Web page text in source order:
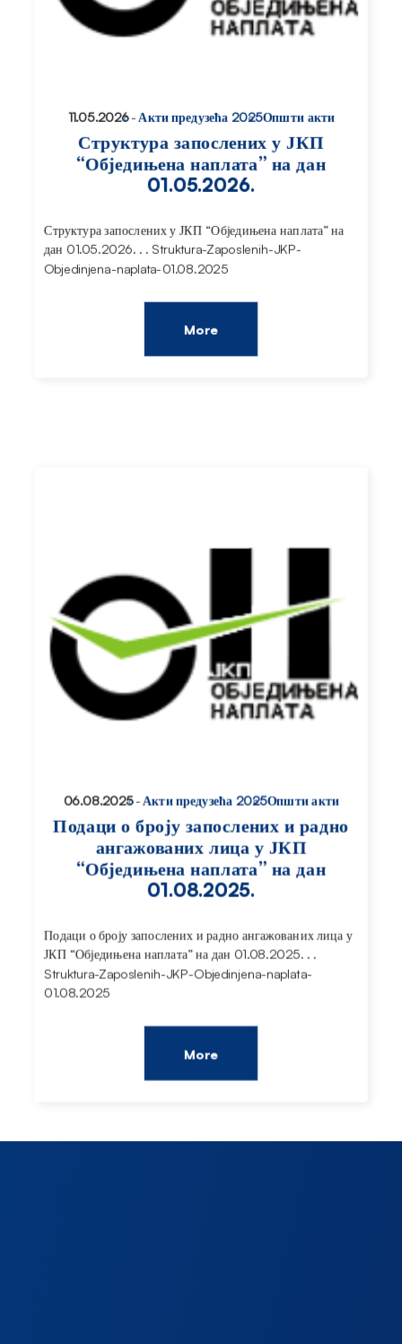
11.05.2026-Акти предузећа 2025Општи акти
Структура запослених у ЈКП
“Обједињена наплата” на дан
01.05.2026.
Структура запослених у ЈКП “Обједињена наплата” на
дан 01.05.2026. . . Struktura-Zaposlenih-JKP-
Objedinjena-naplata-01.08.2025
More
06.08.2025-Акти предузећа 2025Општи акти
Подаци о броју запослених и радно
ангажованих лица у ЈКП
“Обједињена наплата” на дан
01.08.2025.
Подаци о броју запослених и радно ангажованих лица у
ЈКП “Обједињена наплата” на дан 01.08.2025. . .
Struktura-Zaposlenih-JKP-Objedinjena-naplata-
01.08.2025
More